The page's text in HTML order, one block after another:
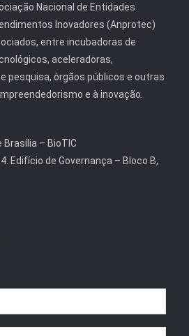
Nacional de Entidades
Inovadores (Anprotec)
entre incubadoras de
aceleradoras,
pesquisa, órgãos públicos e outras
e à inovação.
Brasília – BioTIC
Edifício de Governança – Bloco B,